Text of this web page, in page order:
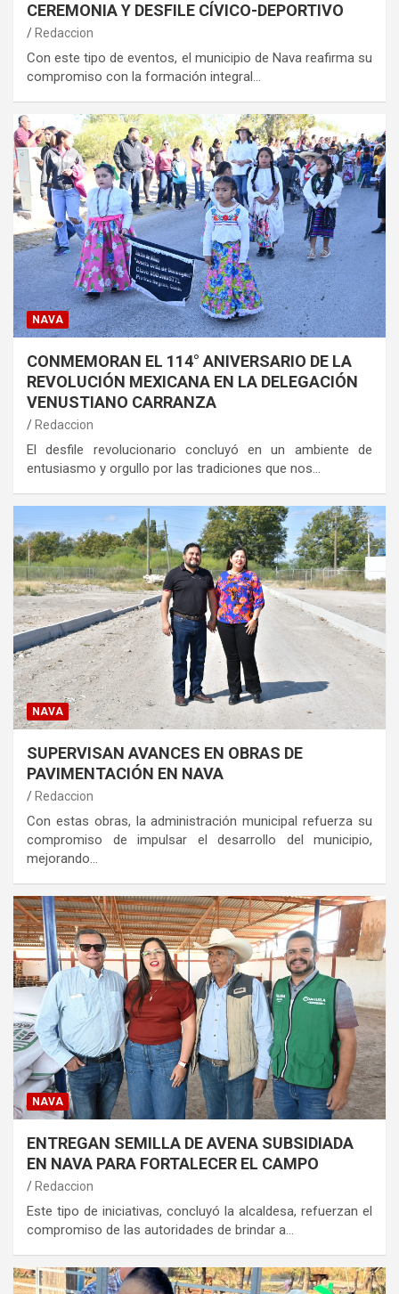
CEREMONIA Y DESFILE CÍVICO-DEPORTIVO
Redaccion
Con este tipo de eventos, el municipio de Nava reafirma su
compromiso con la formación integral…
NAVA
CONMEMORAN EL 114° ANIVERSARIO DE LA
REVOLUCIÓN MEXICANA EN LA DELEGACIÓN
VENUSTIANO CARRANZA
Redaccion
El desfile revolucionario concluyó en un ambiente de
entusiasmo y orgullo por las tradiciones que nos…
NAVA
SUPERVISAN AVANCES EN OBRAS DE
PAVIMENTACIÓN EN NAVA
Redaccion
Con estas obras, la administración municipal refuerza su
compromiso de impulsar el desarrollo del municipio,
mejorando…
NAVA
ENTREGAN SEMILLA DE AVENA SUBSIDIADA
EN NAVA PARA FORTALECER EL CAMPO
Redaccion
Este tipo de iniciativas, concluyó la alcaldesa, refuerzan el
compromiso de las autoridades de brindar a…